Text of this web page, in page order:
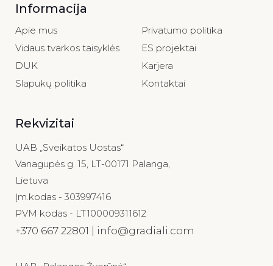
Informacija
Apie mus
Vidaus tvarkos taisyklės
DUK
Slapukų politika
Privatumo politika
ES projektai
Karjera
Kontaktai
Rekvizitai
UAB „Sveikatos Uostas“
Vanagupės g. 15, LT-00171 Palanga,
Lietuva
Įm.kodas - 303997416
PVM kodas - LT100009311612
+370 667 22801 | info@gradiali.com